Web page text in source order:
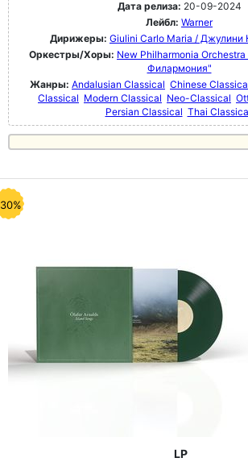
Дата релиза: 20-09-2024
Лейбл: Warner
Дирижеры: Giulini Carlo Maria / Джулини
Оркестры/Хоры: New Philharmonia
Филармония"
Жанры: Andalusian Classical Chinese
Classical Modern Classical Neo-Classical
Persian Classical Thai
LP